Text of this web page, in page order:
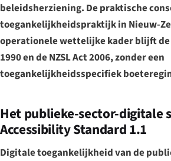
beleidsherziening. De praktische
toegankelijkheidspraktijk in Nieuw-
operationele wettelijke kader blijft de
1990 en de NZSL Act 2006, zonder een
toegankelijkheidsspecifiek
Het publieke-sector-digitale
Accessibility Standard 1.1
Digitale toegankelijkheid van de